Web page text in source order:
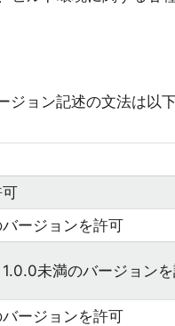
ョン記述の文法は以下
ージョンを許可
未満のバージョン
ージョンを許可